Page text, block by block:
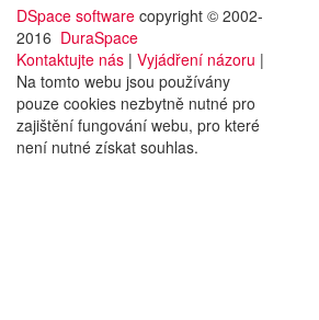
DSpace software copyright © 2002-
2016 DuraSpace
Kontaktujte nás | Vyjádření názoru |
Na tomto webu jsou používány
pouze cookies nezbytně nutné pro
zajištění fungování webu, pro které
není nutné získat souhlas.